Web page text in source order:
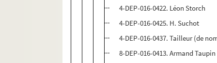
4-DEP-016-0422. Léon Storch
4-DEP-016-0425. H. Suchot
4-DEP-016-0437. Tailleur (de
8-DEP-016-0413. Armand Taupin